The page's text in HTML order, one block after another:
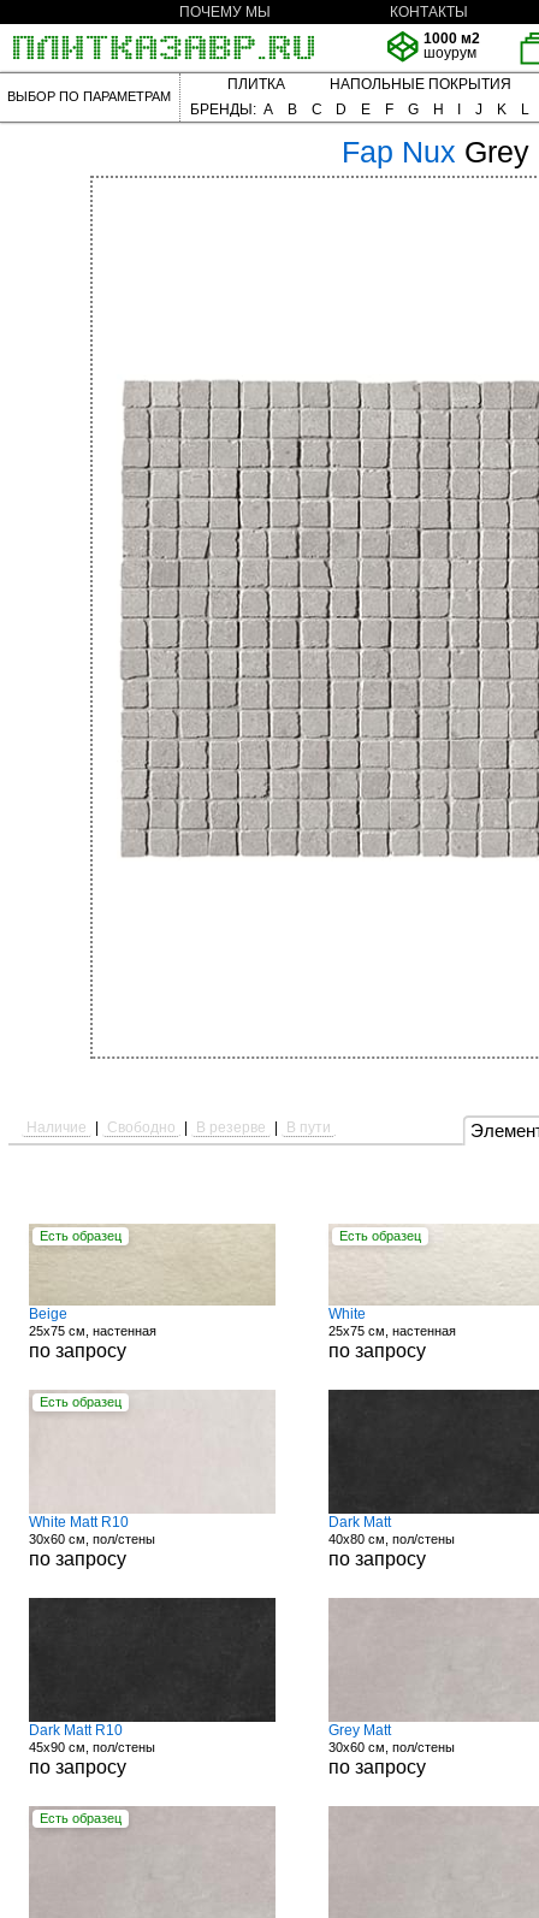
ПОЧЕМУ МЫ
КОНТАКТЫ
1000 м2
шоурум
ВЫБОР ПО ПАРАМЕТРАМ
ПЛИТКА
НАПОЛЬНЫЕ ПОКРЫТИЯ
БРЕНДЫ: A B C D E F G H J K L
Fap Nux Grey
Наличие Свободно В резерве В пути
Есть образец
Beige
25x75 см, настенная
по запросу
Есть образец
White
25x75 см, настенная
по запросу
Есть образец
White Matt R10
30x60 см, пол/стены
по запросу
Dark Matt
40x80 см, пол/стены
по запросу
Dark Matt R10
45x90 см, пол/стены
по запросу
Grey Matt
30x60 см, пол/стены
по запросу
Есть образец